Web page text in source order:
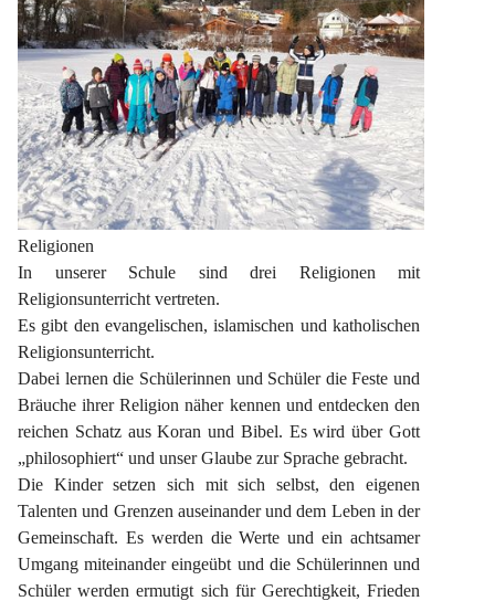
Religionen
In unserer Schule sind drei Religionen mit
Religionsunterricht vertreten.
Es gibt den evangelischen, islamischen und katholischen
Religionsunterricht.
Dabei lernen die Schülerinnen und Schüler die Feste und
Bräuche ihrer Religion näher kennen und entdecken den
reichen Schatz aus Koran und Bibel. Es wird über Gott
„philosophiert“ und unser Glaube zur Sprache gebracht.
Die Kinder setzen sich mit sich selbst, den eigenen
Talenten und Grenzen auseinander und dem Leben in der
Gemeinschaft. Es werden die Werte und ein achtsamer
Umgang miteinander eingeübt und die Schülerinnen und
Schüler werden ermutigt sich für Gerechtigkeit, Frieden